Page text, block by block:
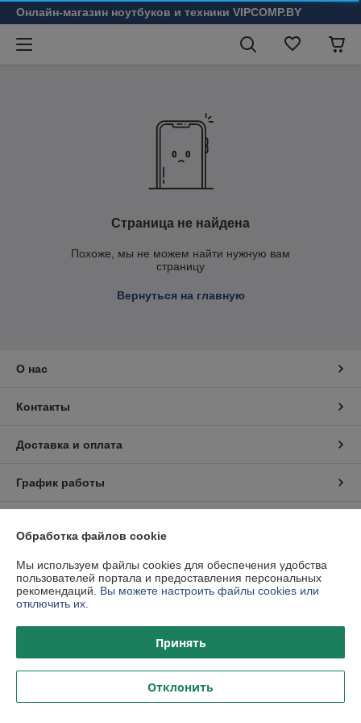
Онлайн-магазин ноутбуков и техники VIPCOMP.BY
Страница не найдена
Похоже, мы не можем найти нужную вам
страницу
Вернуться на главную
О нас
Контакты
Доставка и оплата
График работы
Политика обработки cookies
Сайт создан на платформе Deal.by
Обработка файлов cookie
Мы используем файлы cookies для обеспечения удобства
пользователей портала и предоставления персональных
рекомендаций. Вы можете настроить файлы cookies или
отключить их.
Принять
Отклонить